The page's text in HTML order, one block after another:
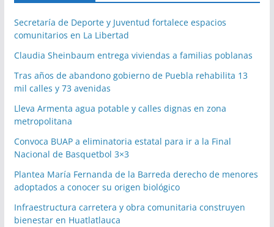
Secretaría de Deporte y Juventud fortalece espacios
comunitarios en La Libertad
Claudia Sheinbaum entrega viviendas a familias poblanas
Tras años de abandono gobierno de Puebla rehabilita 13
mil calles y 73 avenidas
Lleva Armenta agua potable y calles dignas en zona
metropolitana
Convoca BUAP a eliminatoria estatal para ir a la Final
Nacional de Basquetbol 3×3
Plantea María Fernanda de la Barreda derecho de menores
adoptados a conocer su origen biológico
Infraestructura carretera y obra comunitaria construyen
bienestar en Huatlatlauca